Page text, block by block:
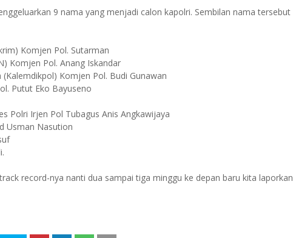
9 nama yang menjadi calon kapolri. Sembilan nama tersebut
Komjen Pol. Sutarman
Komjen Pol. Anang Iskandar
Komjen Pol. Budi Gunawan
Putut Eko Bayuseno
Polri Irjen Pol Tubagus Anis Angkawijaya
Usman Nasution
record-nya nanti dua sampai tiga minggu ke depan baru kita laporkan